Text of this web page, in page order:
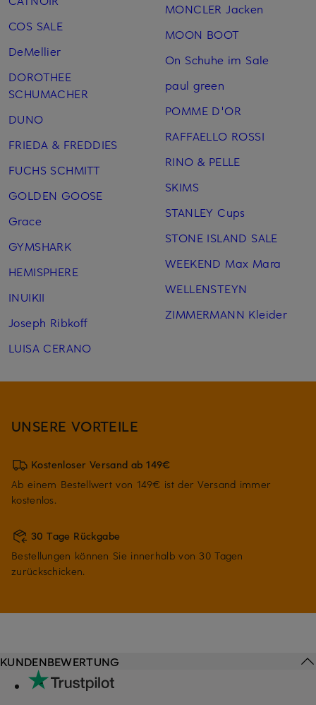
COS SALE
DeMellier
DOROTHEE
SCHUMACHER
DUNO
FRIEDA & FREDDIES
FUCHS SCHMITT
GOLDEN GOOSE
Grace
GYMSHARK
HEMISPHERE
INUIKII
Joseph Ribkoff
LUISA CERANO
MONCLER Jacken
MOON BOOT
On Schuhe im Sale
paul green
POMME D'OR
RAFFAELLO ROSSI
RINO & PELLE
SKIMS
STANLEY Cups
STONE ISLAND SALE
WEEKEND Max Mara
WELLENSTEYN
ZIMMERMANN Kleider
UNSERE VORTEILE
Kostenloser Versand ab 149€
Ab einem Bestellwert von 149€ ist der Versand immer
kostenlos.
30 Tage Rückgabe
Bestellungen können Sie innerhalb von 30 Tagen
zurückschicken.
KUNDENBEWERTUNG